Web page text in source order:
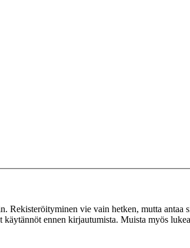
Rekisteröityminen vie vain hetken, mutta
ennen kirjautumista. Muista myös